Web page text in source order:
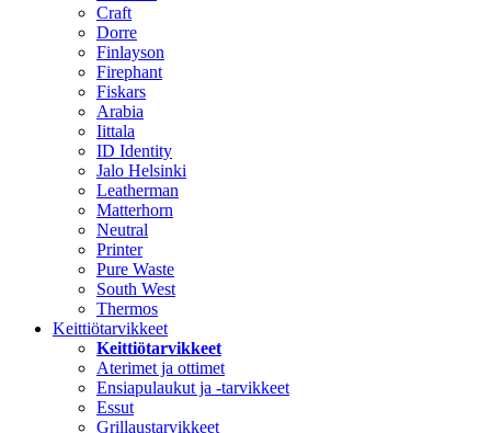
Craft
Dorre
Finlayson
Firephant
Fiskars
Arabia
Iittala
ID Identity
Jalo Helsinki
Leatherman
Matterhorn
Neutral
Printer
Pure Waste
South West
Thermos
Keittiötarvikkeet
Keittiötarvikkeet
Aterimet ja ottimet
Ensiapulaukut ja -tarvikkeet
Essut
Grillaustarvikkeet